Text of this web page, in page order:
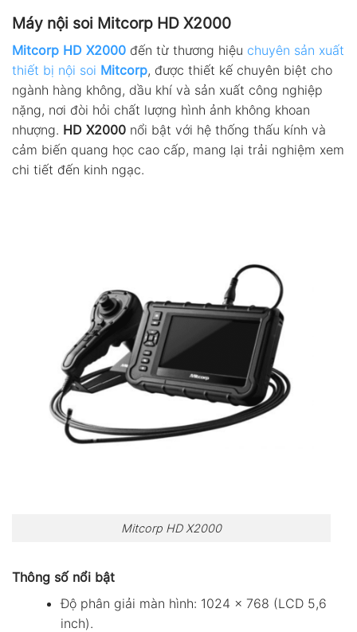
Máy nội soi Mitcorp HD X2000
Mitcorp HD X2000 đến từ thương hiệu chuyên sản xuất
thiết bị nội soi Mitcorp, được thiết kế chuyên biệt cho
ngành hàng không, dầu khí và sản xuất công nghiệp
nặng, nơi đòi hỏi chất lượng hình ảnh không khoan
nhượng. HD X2000 nổi bật với hệ thống thấu kính và
cảm biến quang học cao cấp, mang lại trải nghiệm xem
chi tiết đến kinh ngạc.
Mitcorp HD X2000
Thông số nổi bật
Độ phân giải màn hình: 1024 x 768 (LCD 5,6
inch).